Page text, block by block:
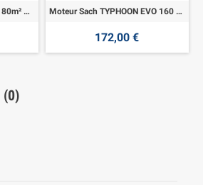
Centrale AirFlow 1400w / 180m² Garantie 5 ans Moteur Sach TYPHOON EVO 160 LED et LCD
172,00 €
(0)